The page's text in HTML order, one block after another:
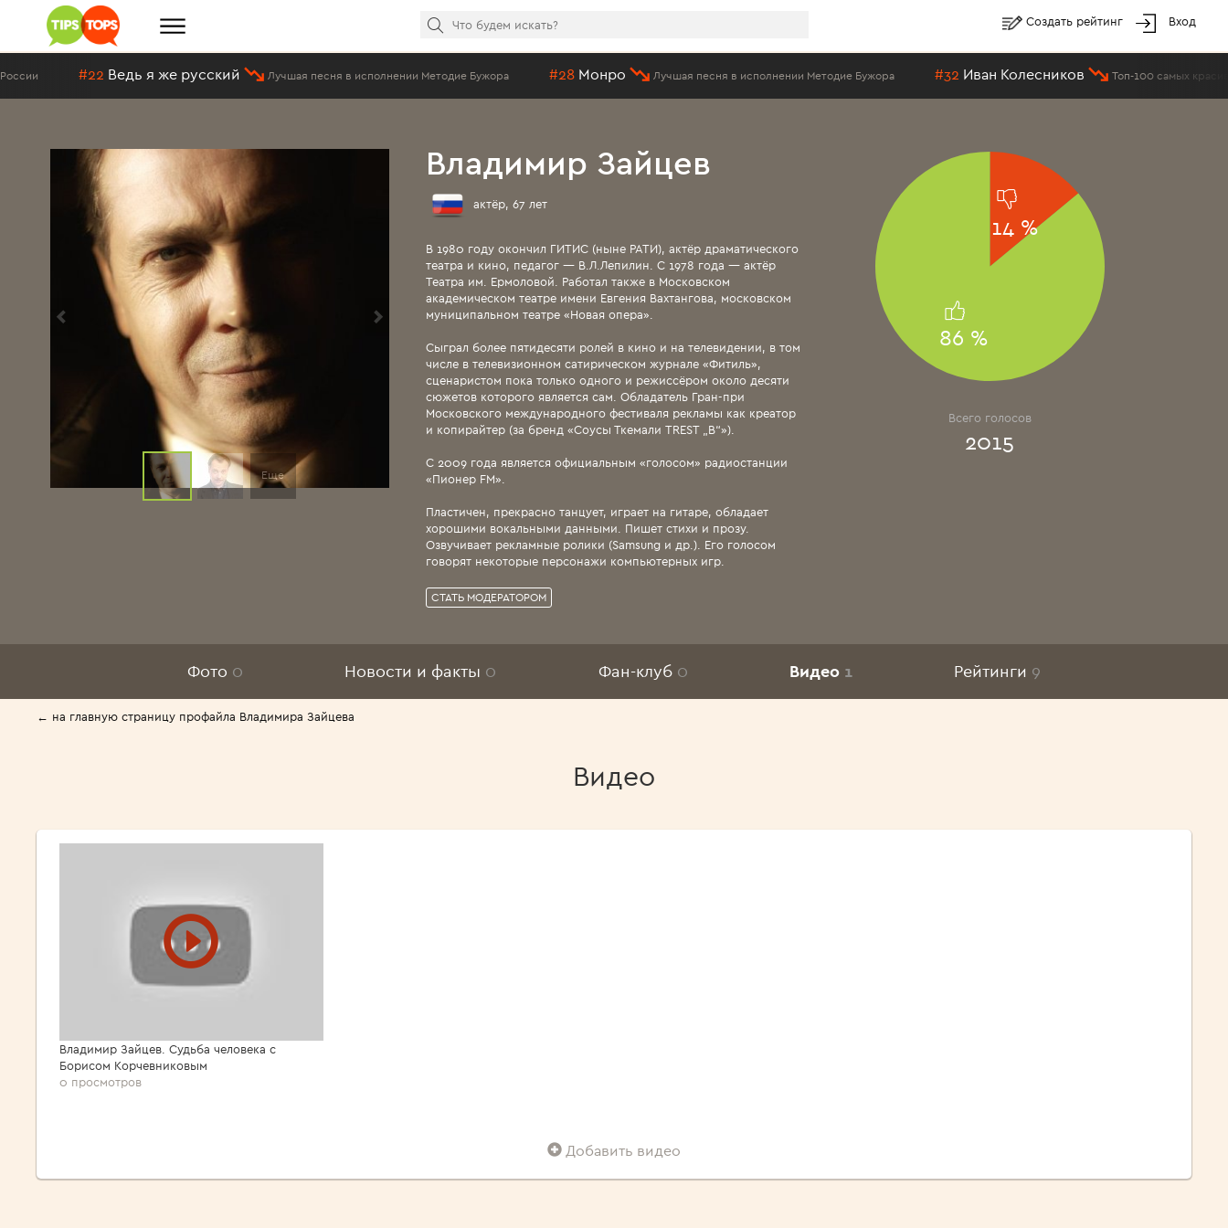
Создать рейтинг Вход
Ведь я же русский Лучшая песня в исполнении Методие Бужора Монро Лучшая песня в исполнении Методие Бужора Иван Колесников Топ-100 самых красивых
Еще
Владимир Зайцев
актёр, 67 лет
В 1980 году окончил ГИТИС (ныне РАТИ), актёр драматического
театра и кино, педагог — В.Л.Лепилин. С 1978 года — актёр
Театра им. Ермоловой. Работал также в Московском
академическом театре имени Евгения Вахтангова, московском
муниципальном театре «Новая опера».
Сыграл более пятидесяти ролей в кино и на телевидении, в том
числе в телевизионном сатирическом журнале «Фитиль»,
сценаристом пока только одного и режиссёром около десяти
сюжетов которого является сам. Обладатель Гран-при
Московского международного фестиваля рекламы как креатор
и копирайтер (за бренд «Соусы Ткемали TREST „B“»).
С 2009 года является официальным «голосом» радиостанции
«Пионер FM».
Пластичен, прекрасно танцует, играет на гитаре, обладает
хорошими вокальными данными. Пишет стихи и прозу.
Озвучивает рекламные ролики (Samsung и др.). Его голосом
говорят некоторые персонажи компьютерных игр.
СТАТЬ МОДЕРАТОРОМ
14 %
86 %
Всего голосов
2015
Фото 0 Новости и факты 0 Фан-клуб 0 Видео 1 Рейтинги 9
← на главную страницу профайла Владимира Зайцева
Видео
Владимир Зайцев. Судьба человека с
Борисом Корчевниковым
0 просмотров
Добавить видео